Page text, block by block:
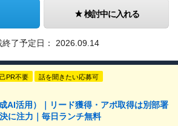
検討中に入れる
終了予定日： 2026.09.14
PR不要 話を聞きたい応募可
AI活用）｜リード獲得・アポ取得は別部署
に注力｜毎日ランチ無料